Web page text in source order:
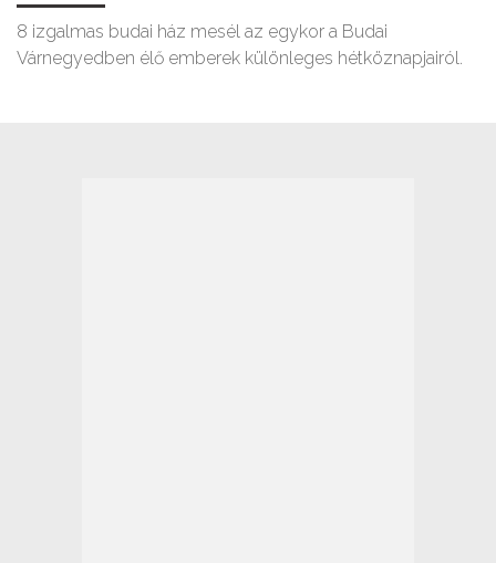
8 izgalmas budai ház mesél az egykor a Budai
Várnegyedben élő emberek különleges hétköznapjairól.